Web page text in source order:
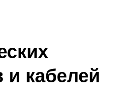
и кабелей